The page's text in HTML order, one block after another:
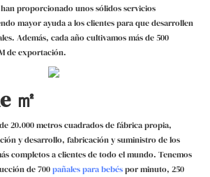
proporcionado unos sólidos servicios
mayor ayuda a los clientes para que desarrollen
Además, cada año cultivamos más de 500
de exportación.
㎡
20.000 metros cuadrados de fábrica propia,
y desarrollo, fabricación y suministro de los
completos a clientes de todo el mundo. Tenemos
de 700pañales para bebéspor minuto, 250